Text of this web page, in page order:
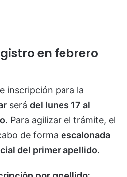
en febrero
inscripción para la
será del lunes 17 al
. Para agilizar el trámite, el
de forma escalonada
del primer apellido.